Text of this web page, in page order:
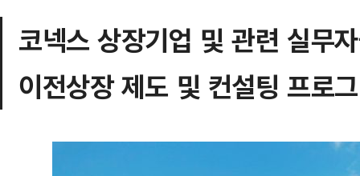
코넥스 상장기업 및 관련 실무
이전상장 제도 및 컨설팅 프로